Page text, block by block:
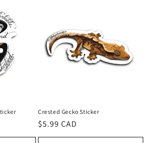
Crested Gecko Sticker
Prix
habituel
$5.99 CAD